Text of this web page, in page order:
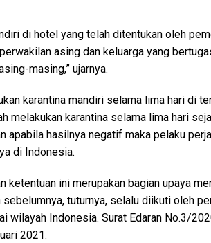
di hotel yang telah ditentukan oleh
asing dan keluarga yang
masing,” ujarnya.
karantina mandiri selama lima hari di
melakukan karantina selama lima hari
apabila hasilnya negatif maka pelaku
di Indonesia.
ketentuan ini merupakan bagian upaya
tuturnya, selalu diikuti oleh
wilayah Indonesia. Surat Edaran No.3/
2021.